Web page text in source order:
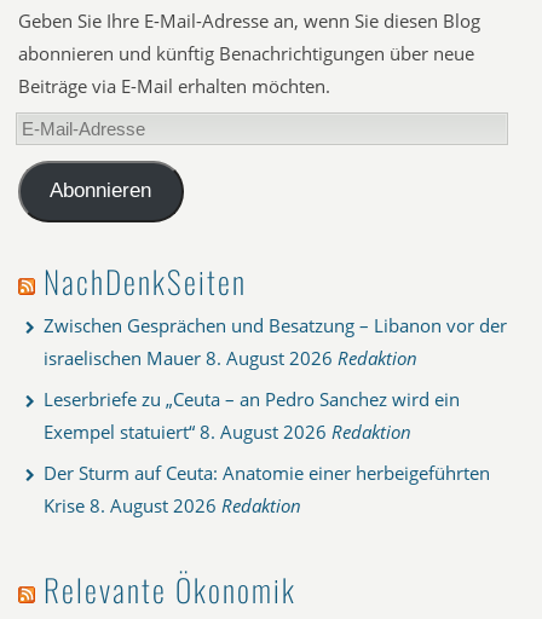
Geben Sie Ihre E-Mail-Adresse an, wenn Sie diesen Blog
abonnieren und künftig Benachrichtigungen über neue
Beiträge via E-Mail erhalten möchten.
E-
Mail-
AdresseAbonnieren
NachDenkSeiten
Zwischen Gesprächen und Besatzung – Libanon vor der
israelischen Mauer 8. August 2026 Redaktion
Leserbriefe zu „Ceuta – an Pedro Sanchez wird ein
Exempel statuiert“ 8. August 2026 Redaktion
Der Sturm auf Ceuta: Anatomie einer herbeigeführten
Krise 8. August 2026 Redaktion
Relevante Ökonomik